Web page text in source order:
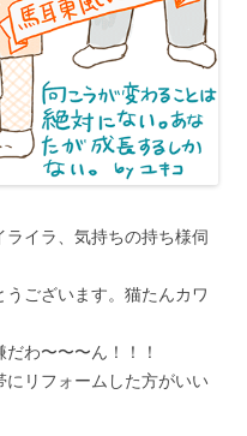
イラ、気持ちの持ち様伺
うございます。猫たんカワ
わ〜〜〜ん！！！
にリフォームした方がいい